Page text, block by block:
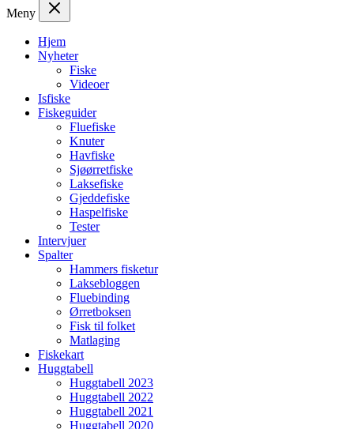
Meny
Hjem
Nyheter
Fiske
Videoer
Isfiske
Fiskeguider
Fluefiske
Knuter
Havfiske
Sjøørretfiske
Laksefiske
Gjeddefiske
Haspelfiske
Tester
Intervjuer
Spalter
Hammers fisketur
Laksebloggen
Fluebinding
Ørretboksen
Fisk til folket
Matlaging
Fiskekart
Huggtabell
Huggtabell 2023
Huggtabell 2022
Huggtabell 2021
Huggtabell 2020